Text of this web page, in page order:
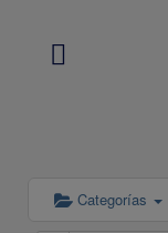
Categorías